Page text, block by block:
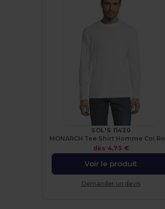
SOL'S 11420
dès 4,73 €
Voir le produit
Demander un devis